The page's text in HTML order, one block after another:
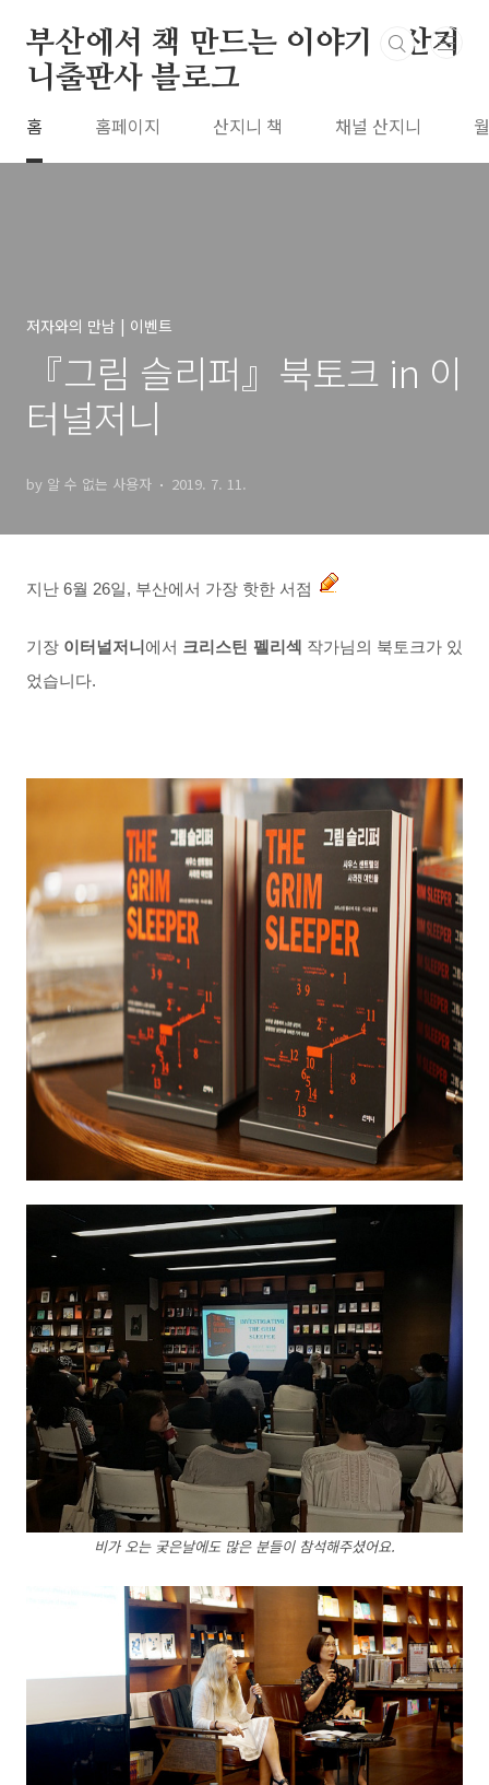
부산에서 책 만드는 이야기 : 산지
니출판사 블로그
홈 홈페이지 산지니 책 채널 산지니
저자와의 만남 | 이벤트
『그림 슬리퍼』북토크 in 이
터널저니
by 알 수 없는 사용자 2019. 7. 11.
지난 6월 26일, 부산에서 가장 핫한 서점
기장 이터널저니 에서 크리스틴 펠리섹 작가님의 북토크가 있
었습니다.
비가 오는 궂은날에도 많은 분들이 참석해주셨어요.